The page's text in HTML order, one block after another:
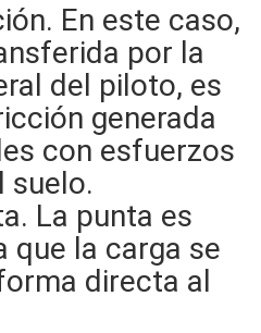
En este caso,
por la
del piloto, es
generada
con esfuerzos
suelo.
La punta es
que la carga se
directa al